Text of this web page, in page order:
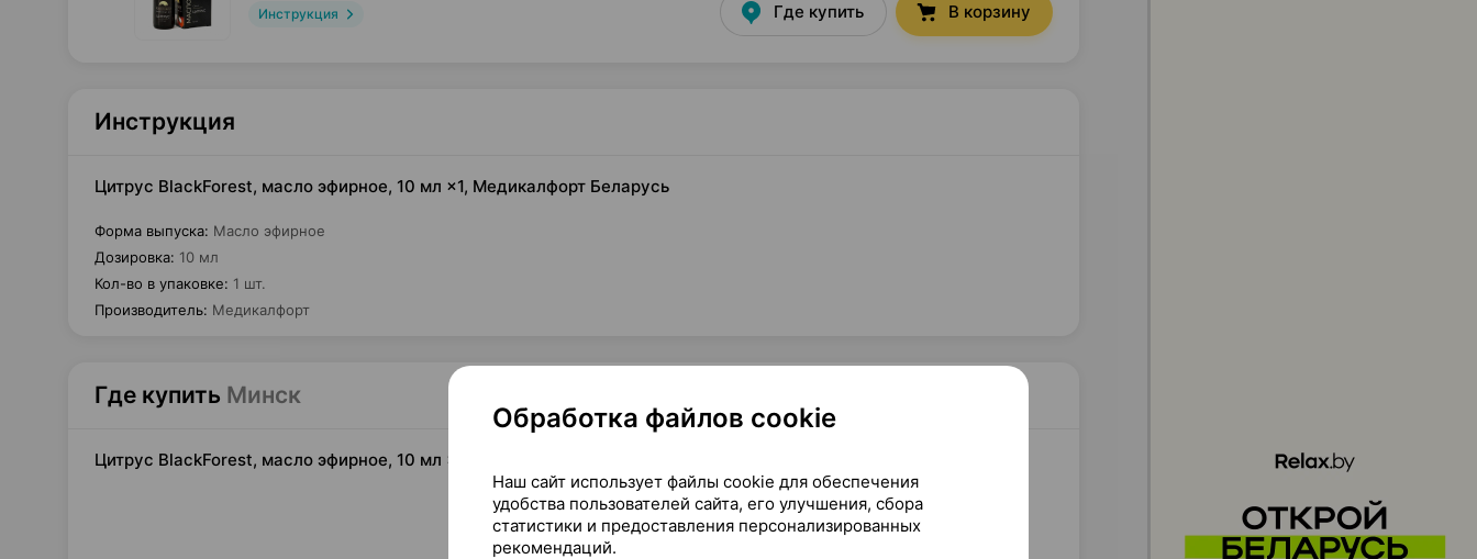
Инструкция Где купить В корзину
Инструкция
Цитрус BlackForest, масло эфирное, 10 мл ×1, Медикалфорт Беларусь
Форма выпуска: Масло эфирное
Дозировка: 10 мл
Кол-во в упаковке: 1 шт.
Производитель: Медикалфорт
Где купить Минск
Цитрус BlackForest, масло эфирное, 10 мл ×1, Медикалфорт Беларусь
Обработка файлов cookie
Наш сайт использует файлы cookie для обеспечения
удобства пользователей сайта, его улучшения, сбора
статистики и предоставления персонализированных
рекомендаций.